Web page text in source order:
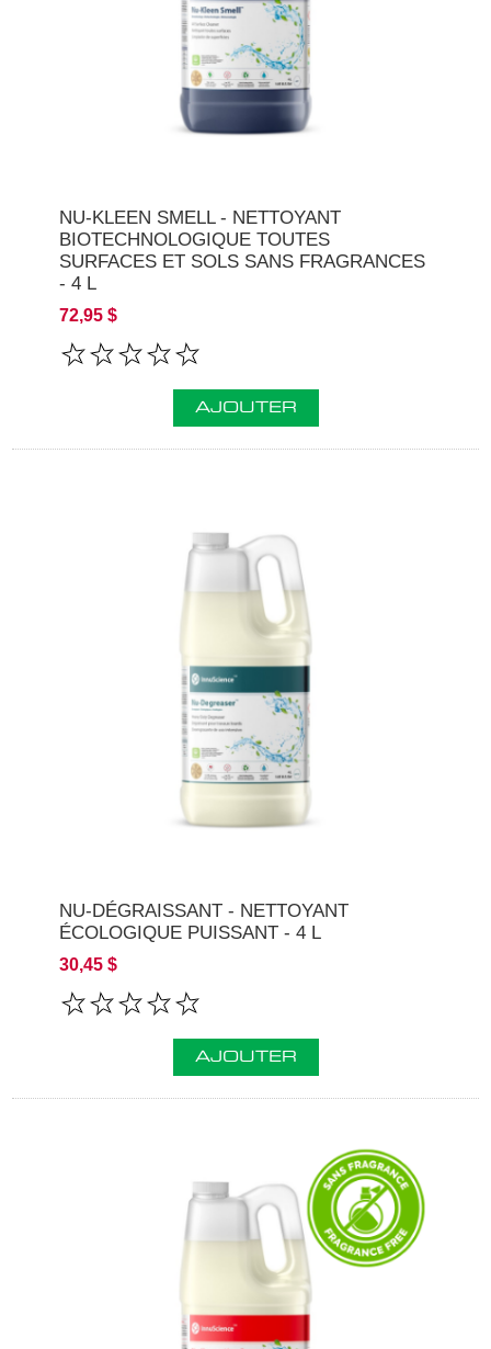
NU-KLEEN SMELL - NETTOYANT
BIOTECHNOLOGIQUE TOUTES
SURFACES ET SOLS SANS FRAGRANCES
- 4 L
72,95 $
AJOUTER
NU-DÉGRAISSANT - NETTOYANT
ÉCOLOGIQUE PUISSANT - 4 L
30,45 $
AJOUTER